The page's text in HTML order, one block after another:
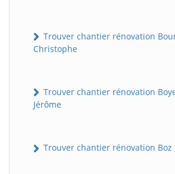
Trouver chantier rénovation
Christophe
Trouver chantier rénovation
Jérôme
Trouver chantier rénovation Boz